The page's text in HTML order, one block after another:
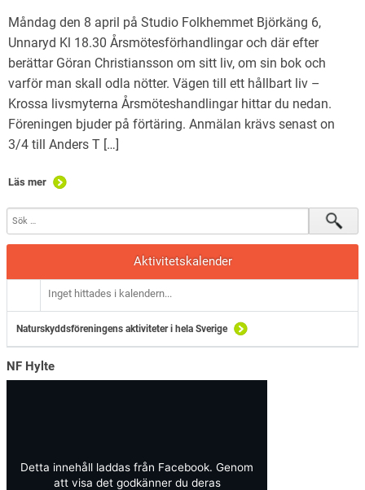
Måndag den 8 april på Studio Folkhemmet Björkäng 6,
Unnaryd Kl 18.30 Årsmötesförhandlingar och där efter
berättar Göran Christiansson om sitt liv, om sin bok och
varför man skall odla nötter. Vägen till ett hållbart liv –
Krossa livsmyterna Årsmöteshandlingar hittar du nedan.
Föreningen bjuder på förtäring. Anmälan krävs senast on
3/4 till Anders T […]
Läs mer
Aktivitetskalender
Inget hittades i kalendern...
Naturskyddsföreningens aktiviteter i hela Sverige
NF Hylte
Detta innehåll laddas från Facebook. Genom
att visa det godkänner du deras